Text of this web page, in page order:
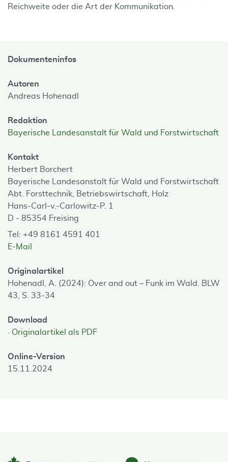
Reichweite oder die Art der Kommunikation.
Dokumenteninfos
Autoren
Andreas Hohenadl
Redaktion
Bayerische Landesanstalt für Wald und Forstwirtschaft
Kontakt
Herbert Borchert
Bayerische Landesanstalt für Wald und Forstwirtschaft
Abt. Forsttechnik, Betriebswirtschaft, Holz
Hans-Carl-v.-Carlowitz-P. 1
D - 85354 Freising
Tel: +49 8161 4591 401
E-Mail
Originalartikel
Hohenadl, A. (2024): Over and out – Funk im Wald. BLW
43, S. 33-34
Download
Originalartikel als PDF
Online-Version
15.11.2024